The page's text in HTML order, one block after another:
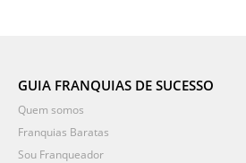
GUIA FRANQUIAS DE SUCESSO
Quem somos
Franquias Baratas
Sou Franqueador